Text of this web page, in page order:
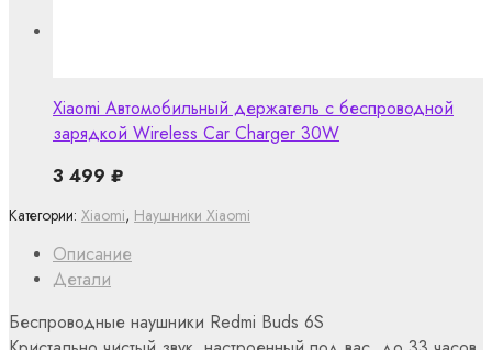
Описание
Детали
Беспроводные наушники Redmi Buds 6S
Категории: Xiaomi, Наушники Xiaomi
Xiaomi Автомобильный держатель с беспроводной
зарядкой Wireless Car Charger 30W
3 499 ₽